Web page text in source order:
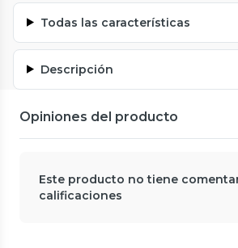
Todas las características
Descripción
Opiniones del producto
Este producto no tiene
calificaciones